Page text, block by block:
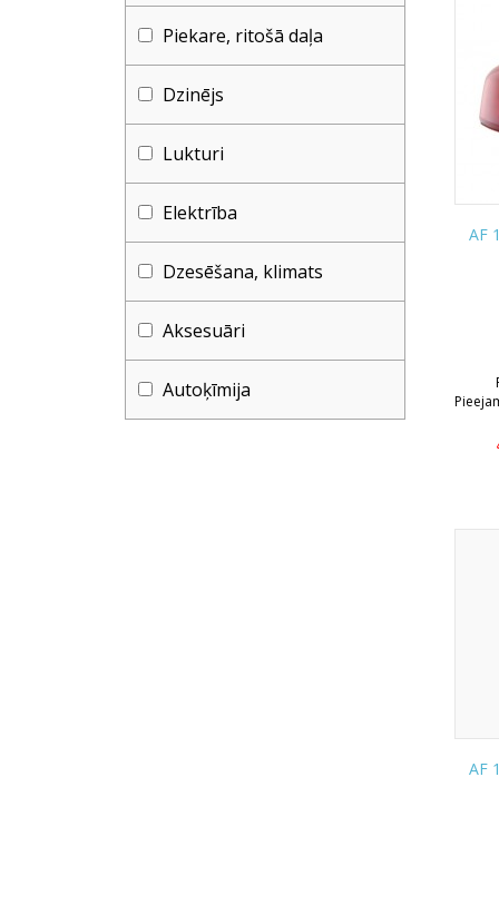
Piekare, ritošā daļa
Dzinējs
Lukturi
Elektrība
Dzesēšana, klimats
Aksesuāri
Autoķīmija
AF
AF